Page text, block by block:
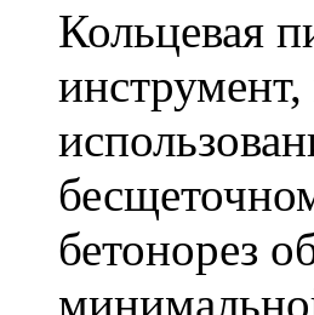
Кольцевая
бетонорез